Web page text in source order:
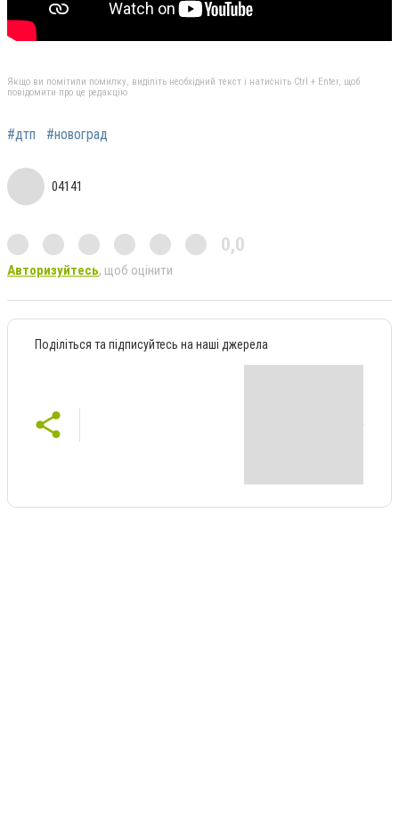
Якщо ви помітили помилку, виділіть необхідний текст і натисніть Ctrl + Enter, щоб
повідомити про це редакцію
#дтп #новоград
04141
0,0
Авторизуйтесь, щоб оцінити
Поділіться та підписуйтесь на наші джерела